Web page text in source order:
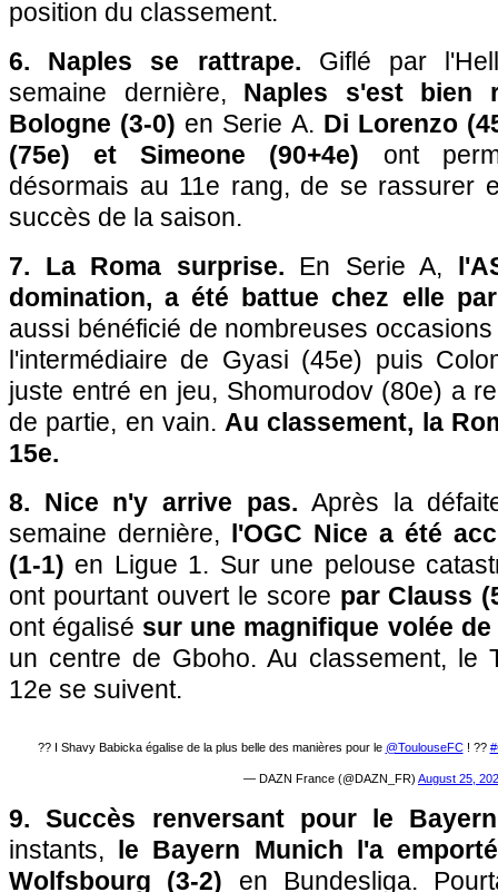
position du classement.
6. Naples se rattrape. Giflé par
semaine dernière, Naples s'est bien
Bologne (3-0) en Serie A. Di Lorenzo
(75e) et Simeone (90+4e) ont
désormais au 11e rang, de se rassurer
succès de la saison.
7. La Roma surprise. En Serie A,
domination, a été battue chez elle
aussi bénéficié de nombreuses
l'intermédiaire de Gyasi (45e) puis
juste entré en jeu, Shomurodov (80e) a
de partie, en vain. Au classement, la
15e.
8. Nice n'y arrive pas.Après la
semaine dernière, l'OGC Nice a été
(1-1) en Ligue 1. Sur une pelouse
ont pourtant ouvert le score par Clauss
ont égalisé sur une magnifique volée
un centre de Gboho. Au classement, le
12e se suivent.
?‍? I Shavy Babicka égalise de la plus belle des manières pour le @ToulouseFC! ??
— DAZN France (@DAZN_FR) August 25,
9. Succès renversant pour le
instants, le Bayern Munich l'a
Wolfsbourg (3-2) en Bundesliga.